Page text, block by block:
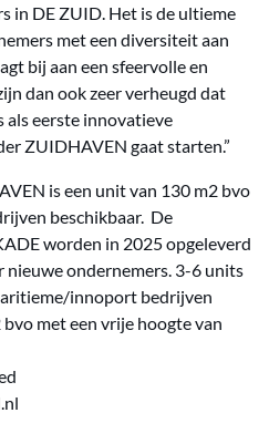
in DE ZUID. Het is de ultieme
met een diversiteit aan
bij aan een sfeervolle en
dan ook zeer verheugd dat
als eerste innovatieve
ZUIDHAVEN gaat starten.”
is een unit van 130 m2 bvo
beschikbaar. De
worden in 2025 opgeleverd
nieuwe ondernemers. 3-6 units
innoport bedrijven
met een vrije hoogte van